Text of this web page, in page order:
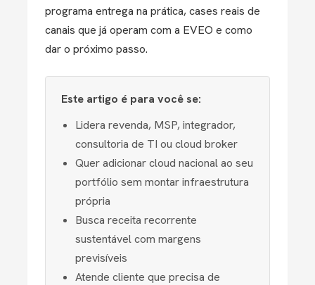
programa entrega na prática, cases reais de
canais que já operam com a EVEO e como
dar o próximo passo.
Este artigo é para você se:
Lidera revenda, MSP, integrador,
consultoria de TI ou cloud broker
Quer adicionar cloud nacional ao seu
portfólio sem montar infraestrutura
própria
Busca receita recorrente
sustentável com margens
previsíveis
Atende cliente que precisa de